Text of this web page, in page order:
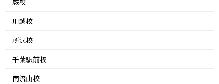
蕨校
川越校
所沢校
千葉駅前校
南流山校